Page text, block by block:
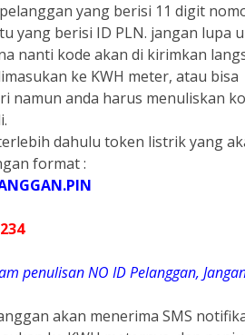
yang berisi 11 digit
yang berisi ID PLN. jangan lupa
nanti kode akan di kirimkan
ke KWH meter, atau bisa
namun anda harus menuliskan
dahulu token listrik yang
format :
penulisan NO ID Pelanggan,
akan menerima SMS